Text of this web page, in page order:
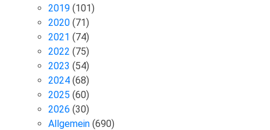
2019 (101)
2020 (71)
2021 (74)
2022 (75)
2023 (54)
2024 (68)
2025 (60)
2026 (30)
Allgemein (690)